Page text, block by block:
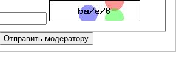
Отправить модератору